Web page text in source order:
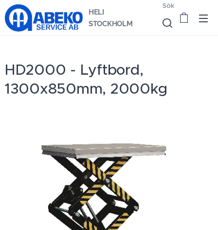
HELI
STOCKHOLM
Sök
HD2000 - Lyftbord,
1300x850mm, 2000kg